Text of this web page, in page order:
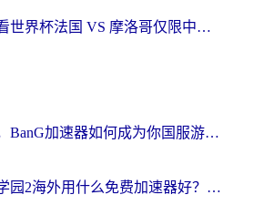
在国外看世界杯法国 VS 摩洛哥仅限中国大陆？海外党这样看中文解说赛事不卡顿
在澳洲，BanG加速器如何成为你国服游戏的“时光机”？
玩崩坏学园2海外用什么免费加速器好？2026海外党亲测国服游戏加速指南